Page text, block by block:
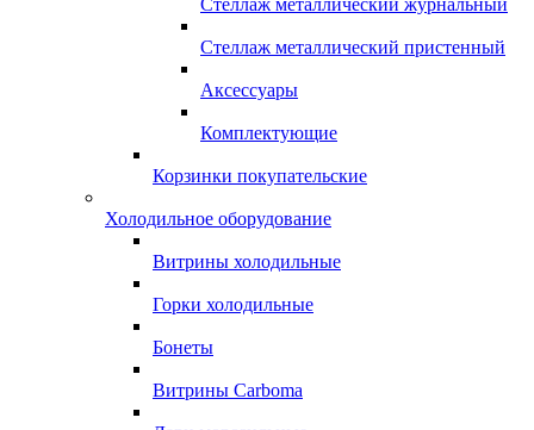
Стеллаж металлический журнальный
Стеллаж металлический пристенный
Аксессуары
Комплектующие
Корзинки покупательские
Холодильное оборудование
Витрины холодильные
Горки холодильные
Бонеты
Витрины Carboma